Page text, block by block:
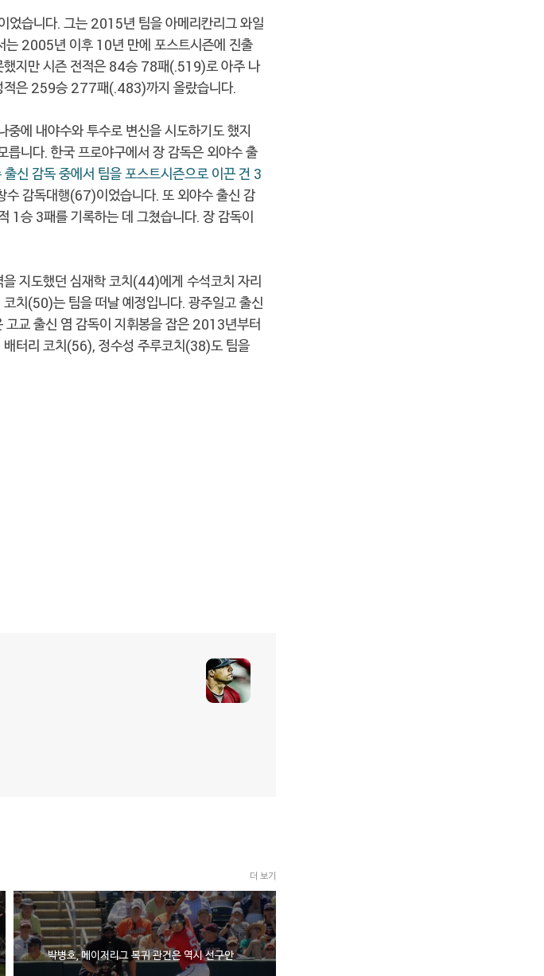
습니다. 그는 2015년 팀을 아메리칸리그 와일
는 2005년 이후 10년 만에 포스트시즌에 진출
했지만 시즌 전적은 84승 78패(.519)로 아주 나
적은 259승 277패(.483)까지 올랐습니다.
에 내야수와 투수로 변신을 시도하기도 했지
니다. 한국 프로야구에서 장 감독은 외야수 출
출신 감독 중에서 팀을 포스트시즌으로 이끈 건 3
수 감독대행(67)이었습니다. 또 외야수 출신 감
1승 3패를 기록하는 데 그쳤습니다. 장 감독이
지도했던 심재학 코치(44)에게 수석코치 자리
치(50)는 팀을 떠날 예정입니다. 광주일고 출신
교 출신 염 감독이 지휘봉을 잡은 2013년부터
터리 코치(56), 정수성 주루코치(38)도 팀을
더 보기
박병호, 메이저리그 복귀 관건은 역시 선구안